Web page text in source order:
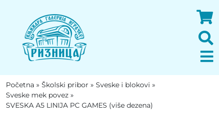
Početna » Školski pribor » Sveske i blokovi »
Sveske mek povez »
SVESKA A5 LINIJA PC GAMES (više dezena)